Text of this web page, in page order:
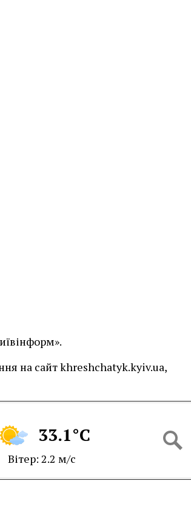
на сайт khreshchatyk.kyiv.ua,
33.1°C
Вітер: 2.2 м/с